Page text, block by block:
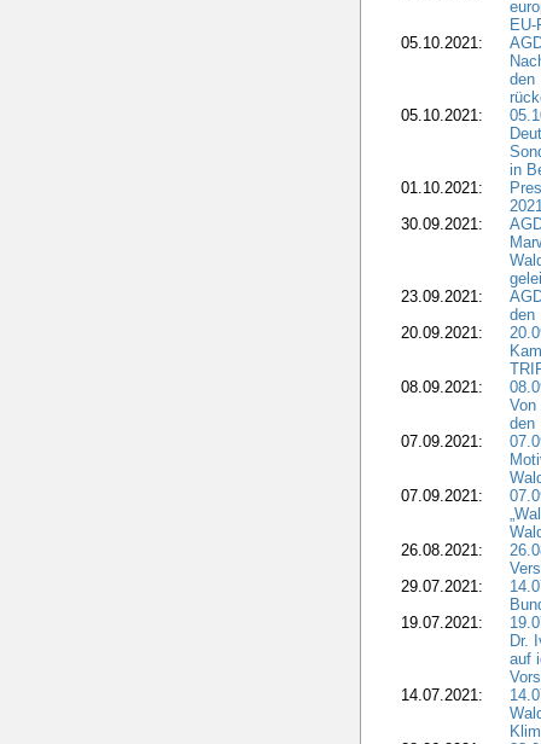
05.10.2021:
den
05.10.2021:
in
01.10.2021:
30.09.2021:
23.09.2021:
den
20.09.2021:
08.09.2021:
den
07.09.2021:
07.09.2021:
26.08.2021:
29.07.2021:
19.07.2021:
Dr.
auf
14.07.2021: